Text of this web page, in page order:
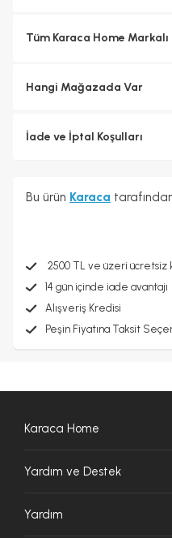
Tüm Karaca Home
Hangi Mağazada Var
İade ve İptal Koşulları
Bu ürün Karaca
2500 TL ve üzeri ücretsiz
14 gün içinde iade avantajı
Alışveriş Kredisi
Peşin Fiyatına Taksit
Karaca Home
Yardım ve Destek
Yardım